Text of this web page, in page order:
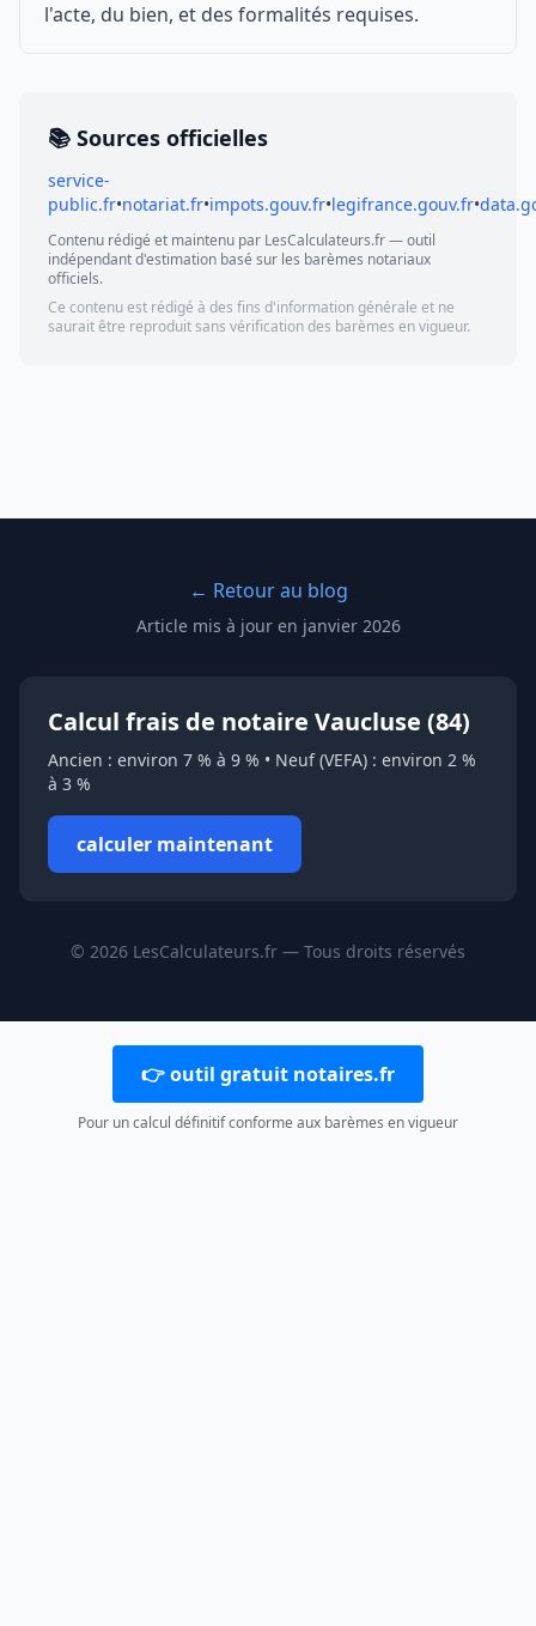
l'acte, du bien, et des formalités requises.
📚 Sources officielles
service-
public.fr•notariat.fr•impots.gouv.fr•legifrance.gouv.fr•
Contenu rédigé et maintenu par LesCalculateurs.fr — outil
indépendant d'estimation basé sur les barèmes notariaux
officiels.
Ce contenu est rédigé à des fins d'information générale et ne
saurait être reproduit sans vérification des barèmes en vigueur.
← Retour au blog
Article mis à jour en janvier 2026
Calcul frais de notaire Vaucluse (84)
Ancien : environ 7 % à 9 % • Neuf (VEFA) : environ 2 %
à 3 %
calculer maintenant
© 2026 LesCalculateurs.fr — Tous droits réservés
👉 outil gratuit notaires.fr
Pour un calcul définitif conforme aux barèmes en vigueur